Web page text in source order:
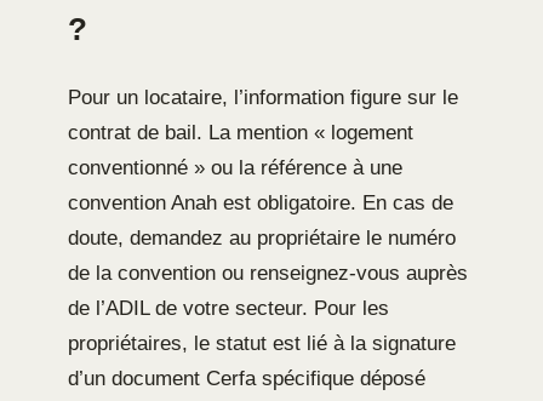
?
Pour un locataire, l’information figure sur le
contrat de bail. La mention « logement
conventionné » ou la référence à une
convention Anah est obligatoire. En cas de
doute, demandez au propriétaire le numéro
de la convention ou renseignez-vous auprès
de l’ADIL de votre secteur. Pour les
propriétaires, le statut est lié à la signature
d’un document Cerfa spécifique déposé